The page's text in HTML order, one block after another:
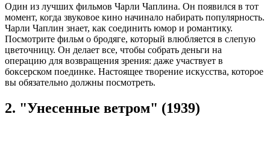
Один из лучших фильмов Чарли Чаплина. Он появился в тот
момент, когда звуковое кино начинало набирать популярность.
Чарли Чаплин знает, как соединить юмор и романтику.
Посмотрите фильм о бродяге, который влюбляется в слепую
цветочницу. Он делает все, чтобы собрать деньги на
операцию для возвращения зрения: даже участвует в
боксерском поединке. Настоящее творение искусства, которое
вы обязательно должны посмотреть.
2. "Унесенные ветром" (1939)